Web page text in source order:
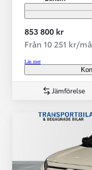
853 800 kr
Från 10 251 kr/
Läs mer
Jämförelse